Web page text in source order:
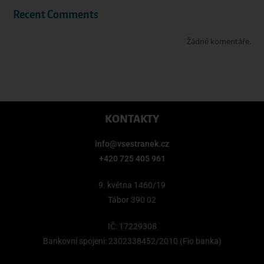
Recent Comments
Žádné komentáře.
KONTAKTY
info@vsestranek.cz
+420 725 405 961
9. května 1460/19
Tábor 390 02
IČ: 17229308
Bankovní spojení: 2302338452/2010 (Fio banka)